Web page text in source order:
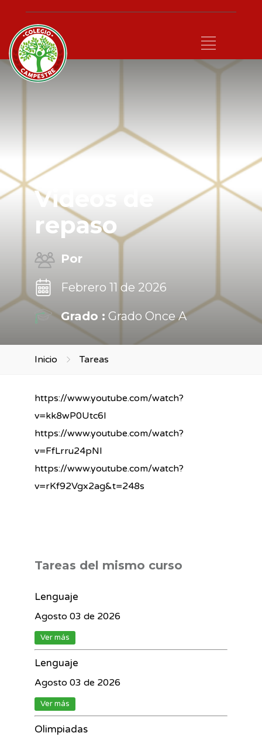
Videos de
repaso
Por
Febrero 11 de 2026
Grado : Grado Once A
Inicio Tareas
https://www.youtube.com/watch?
v=kk8wP0Utc6I
https://www.youtube.com/watch?
v=FfLrru24pNI
https://www.youtube.com/watch?
v=rKf92Vgx2ag&t=248s
Tareas del mismo curso
Lenguaje
Agosto 03 de 2026
Ver más
Lenguaje
Agosto 03 de 2026
Ver más
Olimpiadas